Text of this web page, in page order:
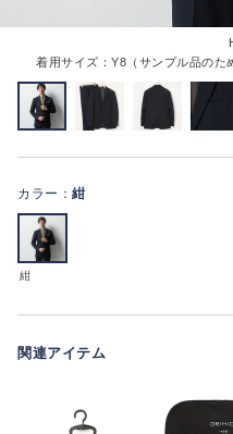
着用サイズ：Y8（サンプル品のた
カラー： 紺
紺
関連アイテム